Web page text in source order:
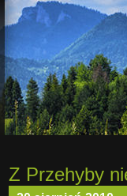
Z Przehyby